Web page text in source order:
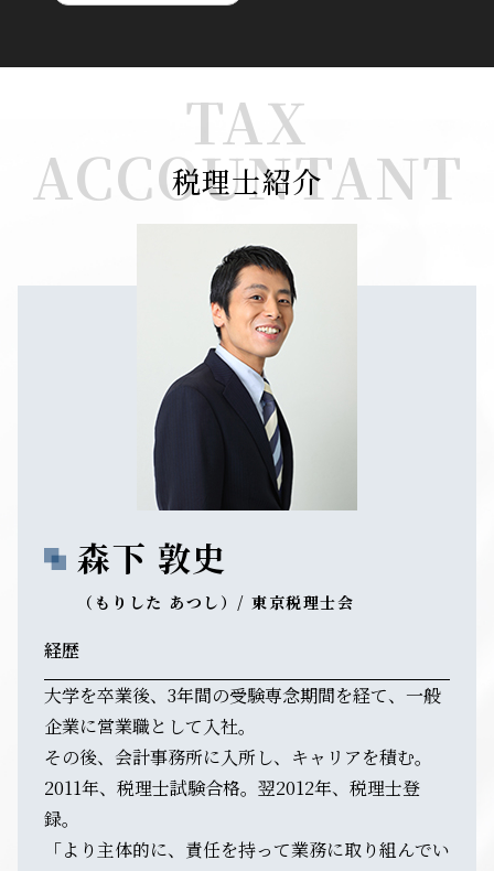
TAX
ACCOUNTANT
税理士紹介
森下 敦史
（もりした あつし）/ 東京税理士会
経歴
大学を卒業後、3年間の受験専念期間を経て、一般
企業に営業職として入社。
その後、会計事務所に入所し、キャリアを積む。
2011年、税理士試験合格。翌2012年、税理士登
録。
「より主体的に、責任を持って業務に取り組んでい